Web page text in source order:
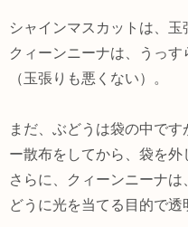
シャインマスカットは、玉
クィーンニーナは、うっ
（玉張りも悪くない）。
まだ、ぶどうは袋の中で
ー散布をしてから、袋を外
さらに、クィーンニーナ
どうに光を当てる目的で透